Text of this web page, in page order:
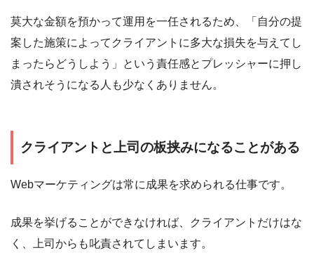
莫大な金額を預かって運用を一任されるため、「自分の提
案した施策によってクライアントに多大な損失を与えてし
まったらどうしよう」という責任感とプレッシャーに押し
潰されそうになる人も少なくありません。
クライアントと上司の板挟みになることがある
Webマーケティングは常に成果を求められる仕事です。
成果を挙げることができなければ、クライアントだけはな
く、上司からも叱責されてしまいます。